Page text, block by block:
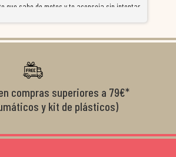
que sabe de motos y te aconseja sin intentar
y que disfrutan lo que hacen. Si te gusta la
rapidez y buen rollo. ??️
años
compras superiores a 79€*
y kit de plásticos)